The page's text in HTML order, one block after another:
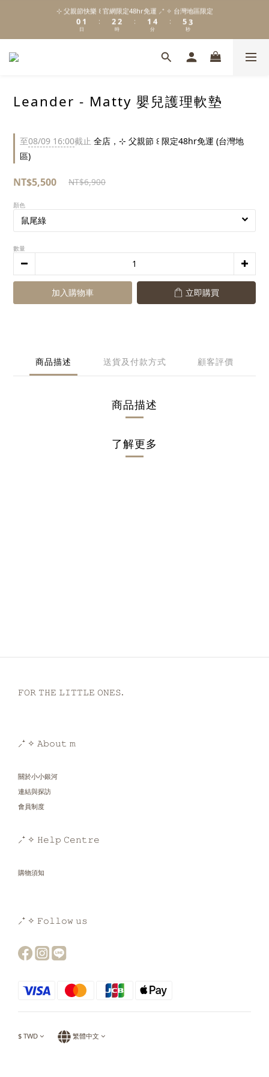
\ Welcome to 𝙻𝚒𝚝𝚝𝚕𝚎 𝙼𝚒𝚕𝚔𝚢 𝚆𝚊𝚢  ✨ For the Little Ones. /
⊹ 父親節快樂 ꒰ 官網限定48hr免運 ⸝⁺ ✧ 台灣地區限定
1
0
2
1
0
日
:
3
2
1
3
2
1
時
:
2
1
0
5
4
3
分
:
6
5
4
1
4
3
2
0
秒
新註冊會員贈 $𝟷𝟶𝟶 購物金✨新客首單輸碼「𝙽𝙴𝚆𝟸𝟶𝟸𝟼」享 𝟿 折優惠
\ Welcome to 𝙻𝚒𝚝𝚝𝚕𝚎 𝙼𝚒𝚕𝚔𝚢 𝚆𝚊𝚢  ✨ For the Little Ones. /
Leander - Matty 嬰兒護理軟墊
至08/09 16:00截止 全店，⊹ 父親節 ꒰ 限定48hr免運 (台灣地
區)
NT$5,500 NT$6,900
顏色
數量
加入購物車 立即購買
商品描述 送貨及付款方式 顧客評價
商品描述
了解更多
𝙵𝙾𝚁 𝚃𝙷𝙴 𝙻𝙸𝚃𝚃𝙻𝙴 𝙾𝙽𝙴𝚂.
⸝⁺ ✧ 𝙰𝚋𝚘𝚞𝚝 𝚖
關於小小銀河
連結與探訪
會員制度
⸝⁺ ✧ 𝙷𝚎𝚕𝚙 𝙲𝚎𝚗𝚝𝚛𝚎
購物須知
⸝⁺ ✧ 𝙵𝚘𝚕𝚕𝚘𝚠 𝚞𝚜
$ TWD 繁體中文